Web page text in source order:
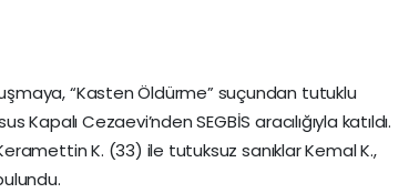
“Kasten Öldürme” suçundan tutuklu
Cezaevi’nden SEGBİS aracılığıyla katıldı.
K. (33) ile tutuksuz sanıklar Kemal K.,